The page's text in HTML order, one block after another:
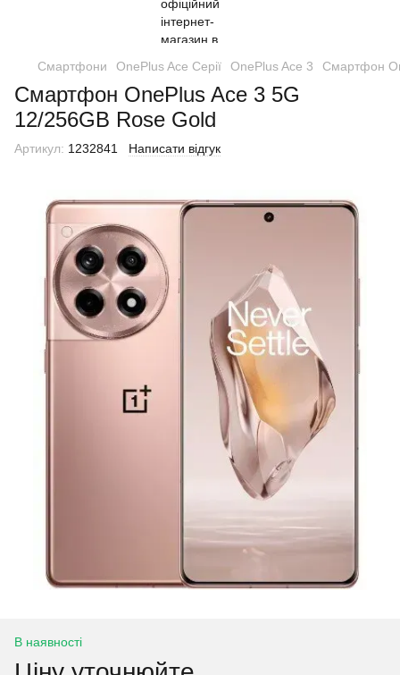
Смартфони OnePlus Ace Серії OnePlus Ace 3 Смартфон
Смартфон OnePlus Ace 3 5G
12/256GB Rose Gold
Артикул: 1232841 Написати відгук
В наявності